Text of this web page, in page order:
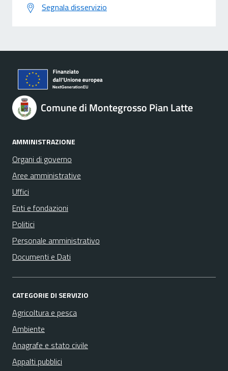
Segnala disservizio
Comune di Montegrosso Pian Latte
AMMINISTRAZIONE
Organi di governo
Aree amministrative
Uffici
Enti e fondazioni
Politici
Personale amministrativo
Documenti e Dati
CATEGORIE DI SERVIZIO
Agricoltura e pesca
Ambiente
Anagrafe e stato civile
Appalti pubblici